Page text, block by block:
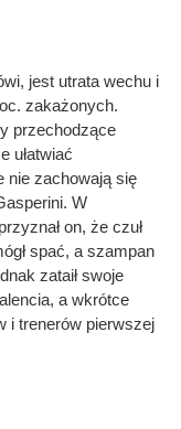
jest utrata wechu i
zakażonych.
przechodzące
ułatwiać
nie zachowają się
W
on, że czuł
spać, a szampan
zataił swoje
a wkrótce
i trenerów pierwszej